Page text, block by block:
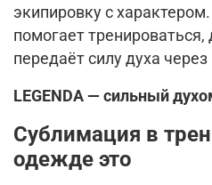
экипировку с
помогает тренироваться,
передаёт силу духа
LEGENDA — сильный
Сублимация в
одежде это